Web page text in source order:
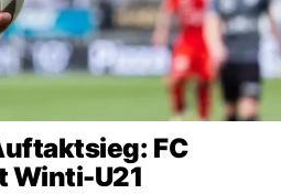
FC
Winti-U21